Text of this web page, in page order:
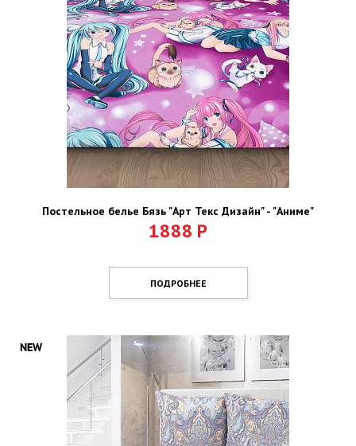
Постельное белье Бязь "Арт Текс Дизайн" - "Аниме"
1888 Р
ПОДРОБНЕЕ